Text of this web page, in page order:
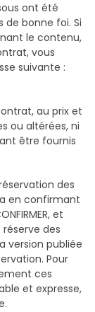
ont été
bonne foi. Si
le contenu,
vous
suivante :
au prix et
ou altérées, ni
être fournis
des
en confirmant
et
des
version publiée
Pour
ces
et expresse,